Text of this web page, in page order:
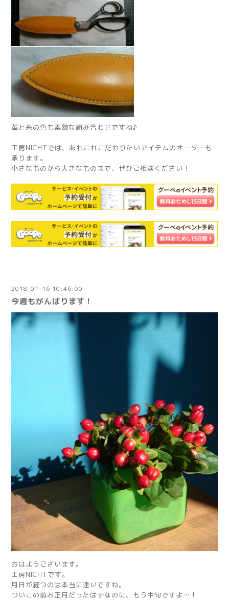
革と糸の色も素敵な組み合わせですね♪
工房NICHTでは、あれこれこだわりたいアイテムのオーダーも
承ります。
小さなものから大きなものまで、ぜひご相談ください！
2018-01-16 10:46:00
今週もがんばります！
おはようございます。
工房NICHTです。
月日が経つのは本当に速いですね。
ついこの前お正月だったはずなのに、もう中旬ですよ…！